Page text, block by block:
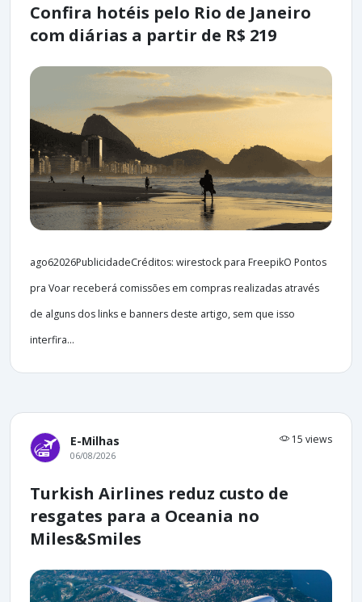
Confira hotéis pelo Rio de Janeiro
com diárias a partir de R$ 219
ago62026PublicidadeCréditos: wirestock para FreepikO Pontos
pra Voar receberá comissões em compras realizadas através
de alguns dos links e banners deste artigo, sem que isso
interfira...
E-Milhas 15 views
06/08/2026
Turkish Airlines reduz custo de
resgates para a Oceania no
Miles&Smiles